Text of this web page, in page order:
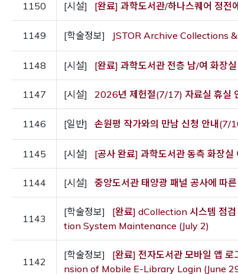
1150 [시설] [완료] 과학도서관/하나스퀘어 정
1149 [학술정보] JSTOR Archive Collections
1148 [시설] [완료] 과학도서관 전층 남/여 화장
1147 [시설] 2026년 제헌절(7/17) 자료실 휴실
1146 [일반] 손원평 작가와의 만남 신청 안내(7/
1145 [시설] [공사 완료] 과학도서관 동측 화장
1144 [시설] 중앙도서관 태양광 패널 공사에 따
1143
[학술정보]
[완료] dCollection 시스템 점
tion System Maintenance (July 2)
1142
[학술정보]
[완료] 전자도서관 모바일 앱
nsion of Mobile E-Library Login (June